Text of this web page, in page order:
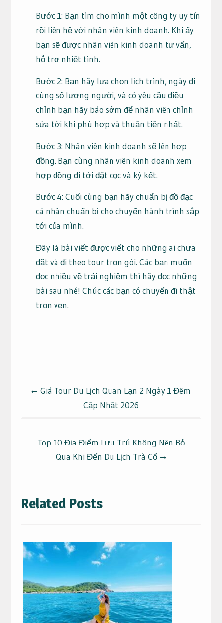
Bước 1: Bạn tìm cho mình một công ty uy tín
rồi liên hệ với nhân viên kinh doanh. Khi ấy
bạn sẽ được nhân viên kinh doanh tư vấn,
hỗ trợ nhiệt tình.
Bước 2: Bạn hãy lựa chọn lịch trình, ngày đi
cùng số lượng người, và có yêu cầu điều
chỉnh bạn hãy báo sớm để nhân viên chỉnh
sửa tới khi phù hợp và thuận tiện nhất.
Bước 3: Nhân viên kinh doanh sẽ lên hợp
đồng. Bạn cùng nhân viên kinh doanh xem
hợp đồng đi tới đặt cọc và ký kết.
Bước 4: Cuối cùng bạn hãy chuẩn bị đồ đạc
cá nhân chuẩn bị cho chuyến hành trình sắp
tới của mình.
Đây là bài viết được viết cho những ai chưa
đặt và đi theo tour trọn gói. Các bạn muốn
đọc nhiều về trải nghiệm thì hãy đọc những
bài sau nhé! Chúc các bạn có chuyến đi thật
trọn vẹn.
Giá Tour Du Lịch Quan Lạn 2 Ngày 1 Đêm
Cập Nhật 2026
Top 10 Địa Điểm Lưu Trú Không Nên Bỏ
Qua Khi Đến Du Lịch Trà Cổ
Related Posts